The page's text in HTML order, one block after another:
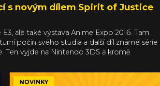
s novým dílem Spirit of Justice
ale také výstava Anime Expo 2016. Tam
počin svého studia a další díl známé série
Ten vyjde na Nintendo 3DS a kromě
NOVINKY